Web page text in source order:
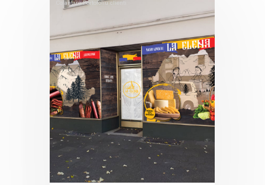
Colantare Portofoliu clienti